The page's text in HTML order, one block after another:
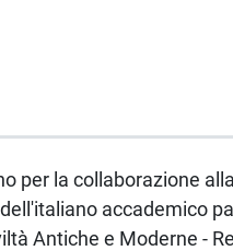
per la collaborazione
accademico
Antiche e Moderne -